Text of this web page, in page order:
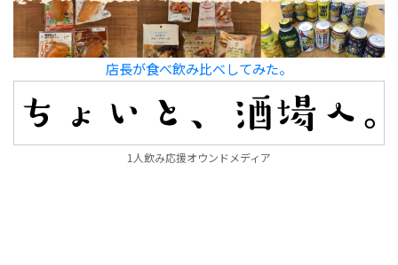
店長が食べ飲み比べしてみた。
1人飲み応援オウンドメディア